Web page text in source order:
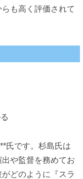
も高く評価されて
氏です。杉島氏は
や監督を務めてお
どのように『スラ